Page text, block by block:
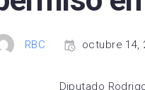
RBC octubre 14,